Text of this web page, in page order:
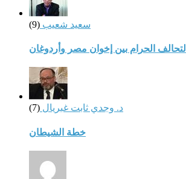
سعيد شعيب (9)
التحالف الحرام بين إخوان مصر وأردوغان
د. وجدي ثابت غبريال (7)
خطة الشيطان